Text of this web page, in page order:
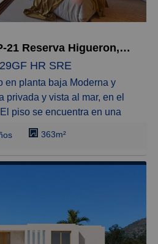
Piso en Terreno SP-21 Reserva Higueron, El Higuerón - Capellanía
HR SRE
privada y vista al mar, en el
piso se encuentra en una
solo unos metros de la
donde la vivienda tiene
innovación,
a la montaña como al
en un complejo cerrado,
363m²